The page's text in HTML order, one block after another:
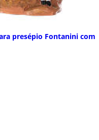
presépio Fontanini com